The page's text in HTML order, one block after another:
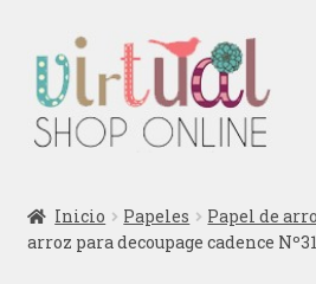
la
navegación
al
contenido
Podcast
Inicio Papeles Papel de
arroz para decoupage cadence